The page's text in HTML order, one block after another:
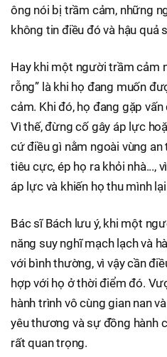
ông nói bị trầm cảm, những
không tin điều đó và hậu quả
Hay khi một người trầm cảm
rỗng” là khi họ đang muốn
cảm. Khi đó, họ đang gặp
Vì thế, đừng cố gây áp lực
cứ điều gì nằm ngoài vùng
tiêu cực, ép họ ra khỏi nhà...,
áp lực và khiến họ thu mình
Bác sĩ Bách lưu ý, khi một
năng suy nghĩ mạch lạch và
với bình thường, vì vậy cần
hợp với họ ở thời điểm đó.
hành trình vô cùng gian nan
yêu thương và sự đồng hành
rất quan trọng.